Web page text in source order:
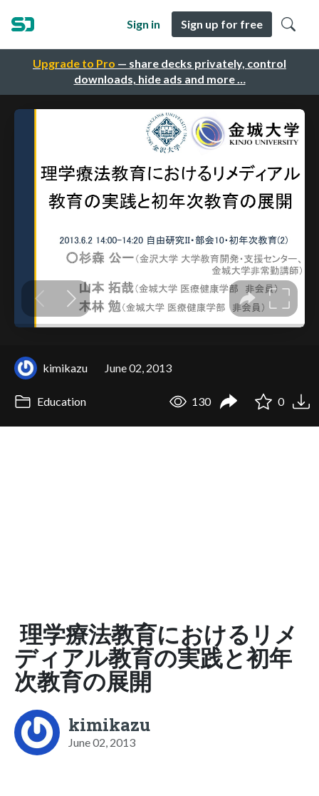
Upgrade to Pro — share decks privately, control
downloads, hide ads and more …
Sign in Sign up for free
kimikazu June 02, 2013
Education 130 0
理学療法教育におけるリメ
ディアル教育の実践と初年
次教育の展開
kimikazu
June 02, 2013